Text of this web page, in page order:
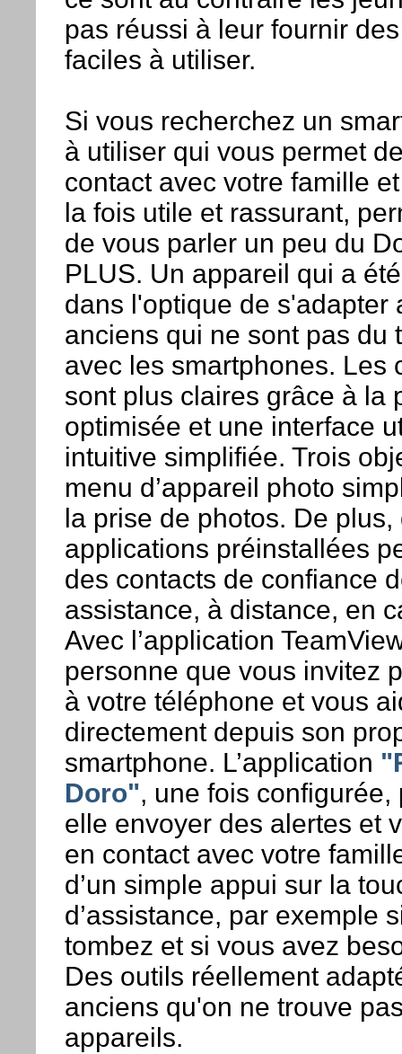
pas réussi à leur fournir
faciles à utiliser.
Si vous recherchez un
à utiliser qui vous permet
contact avec votre famille
la fois utile et rassurant,
de vous parler un peu du
PLUS. Un appareil qui a
dans l'optique de s'adapter
anciens qui ne sont pas du
avec les smartphones. Les
sont plus claires grâce à la
optimisée et une interface
intuitive simplifiée. Trois
menu d’appareil photo
la prise de photos. De plus,
applications préinstallées
des contacts de confiance
assistance, à distance, en
Avec l’application
personne que vous invitez
à votre téléphone et vous
directement depuis son
smartphone. L’application
Doro", une fois configurée,
elle envoyer des alertes et
en contact avec votre
d’un simple appui sur la
d’assistance, par exemple
tombez et si vous avez
Des outils réellement
anciens qu'on ne trouve
appareils.